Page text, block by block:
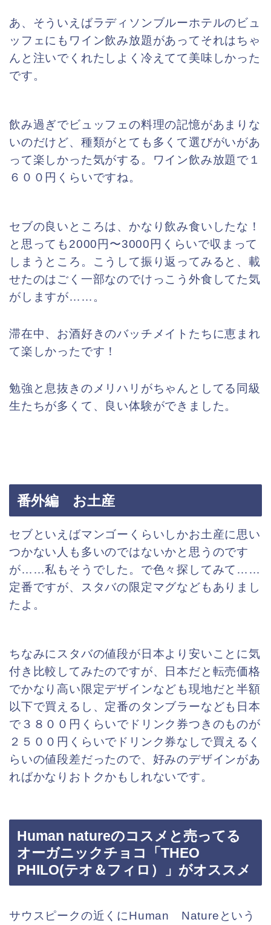
あ、そういえばラディソンブルーホテルのビュ
ッフェにもワイン飲み放題があってそれはちゃ
んと注いでくれたしよく冷えてて美味しかった
です。
飲み過ぎでビュッフェの料理の記憶があまりな
いのだけど、種類がとても多くて選びがいがあ
って楽しかった気がする。ワイン飲み放題で１
６００円くらいですね。
セブの良いところは、かなり飲み食いしたな！
と思っても2000円〜3000円くらいで収まって
しまうところ。
こうして振り返ってみると、載
せたのはごく一部なのでけっこう外食してた気
がしますが……。
滞在中、お酒好きのバッチメイトたちに恵まれ
て楽しかったです！
勉強と息抜きのメリハリがちゃんとしてる同級
生たちが多くて、良い体験ができました。
番外編 お土産
セブといえばマンゴーくらいしかお土産に思い
つかない人も多いのではないかと思うのです
が……私もそうでした。で色々探してみて……
定番ですが、スタバの限定マグなどもありまし
たよ。
ちなみにスタバの値段が日本より安いことに気
付き比較してみたのですが、日本だと転売価格
でかなり高い限定デザインなども現地だと半額
以下で買えるし、定番のタンブラーなども日本
で３８００円くらいでドリンク券つきのものが
２５００円くらいでドリンク券なしで買えるく
らいの値段差だったので、好みのデザインがあ
ればかなりおトクかもしれないです。
Human natureのコスメと売ってる
オーガニックチョコ「THEO
PHILO(テオ＆フィロ）」がオススメ
サウスピークの近くにHuman Natureという